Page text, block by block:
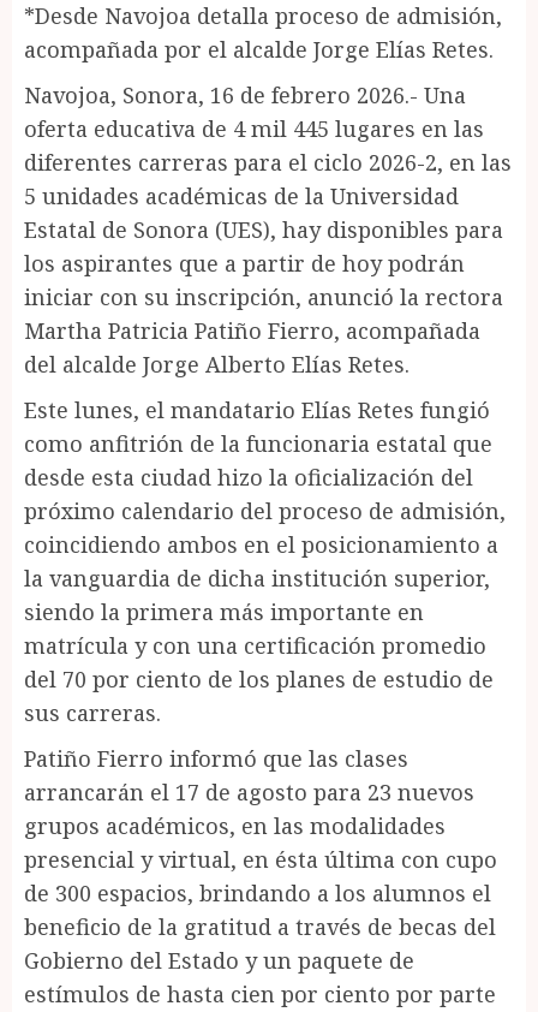
*Desde Navojoa detalla proceso de admisión,
acompañada por el alcalde Jorge Elías Retes.
Navojoa, Sonora, 16 de febrero 2026.- Una
oferta educativa de 4 mil 445 lugares en las
diferentes carreras para el ciclo 2026-2, en las
5 unidades académicas de la Universidad
Estatal de Sonora (UES), hay disponibles para
los aspirantes que a partir de hoy podrán
iniciar con su inscripción, anunció la rectora
Martha Patricia Patiño Fierro, acompañada
del alcalde Jorge Alberto Elías Retes.
Este lunes, el mandatario Elías Retes fungió
como anfitrión de la funcionaria estatal que
desde esta ciudad hizo la oficialización del
próximo calendario del proceso de admisión,
coincidiendo ambos en el posicionamiento a
la vanguardia de dicha institución superior,
siendo la primera más importante en
matrícula y con una certificación promedio
del 70 por ciento de los planes de estudio de
sus carreras.
Patiño Fierro informó que las clases
arrancarán el 17 de agosto para 23 nuevos
grupos académicos, en las modalidades
presencial y virtual, en ésta última con cupo
de 300 espacios, brindando a los alumnos el
beneficio de la gratitud a través de becas del
Gobierno del Estado y un paquete de
estímulos de hasta cien por ciento por parte